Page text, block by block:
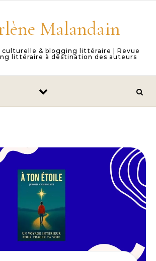
Malandain
culturelle & blogging littéraire | Revue
littéraire à destination des auteurs